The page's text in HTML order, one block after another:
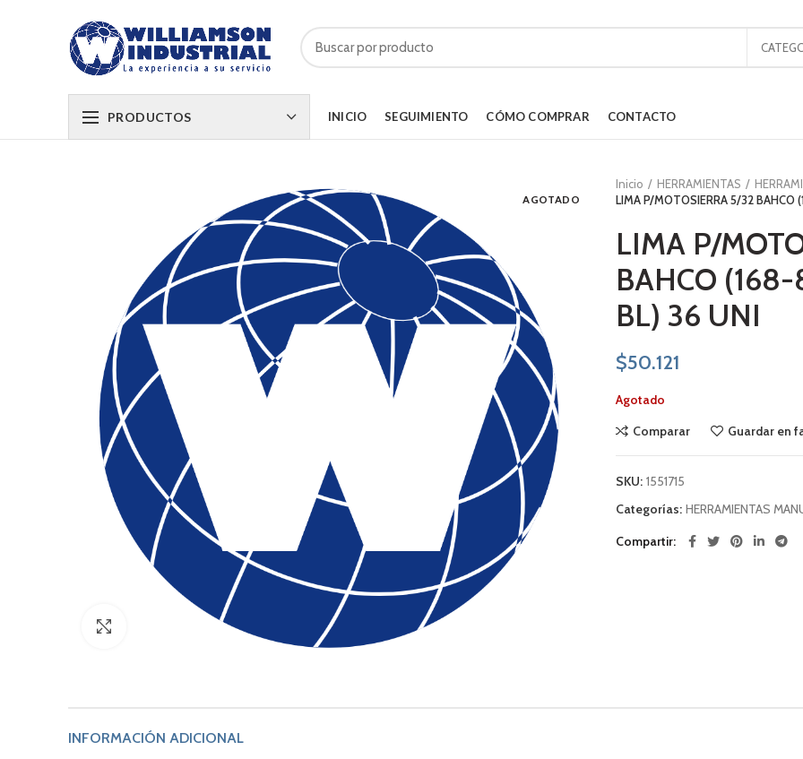
PRODUCTOS INICIO SEGUIMIENTO CÓMO COMPRAR CONTACTO
AGOTADO
Inicio HERRAMIENTAS
LIMA P/MOTOSIERRA 5/32 BAHCO
LIMA P/
BAHCO
BL) 36 UNI
$50.121
Agotado
Comparar
Guardar en
SKU: 1551715
Categorías: HERRAMIENTAS
Compartir
INFORMACIÓN ADICIONAL